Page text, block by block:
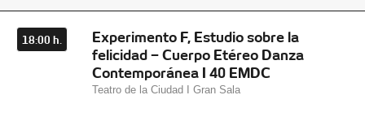
18:00 h.
Experimento F, Estudio sobre la
felicidad – Cuerpo Etéreo Danza
Contemporánea I 40 EMDC
Teatro de la Ciudad I Gran Sala